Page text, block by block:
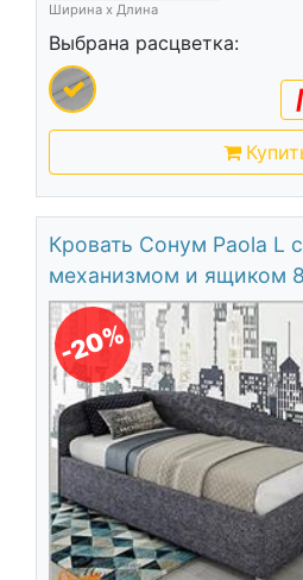
Ширина х Длина
Выбрана расцветка:
|
Кровать Сонум Paola L
механизмом и ящиком
-20%